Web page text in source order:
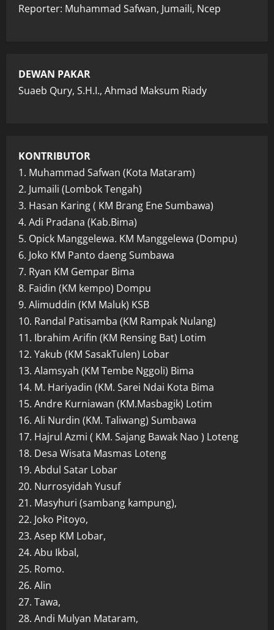
Reporter: Muhammad Safwan, Jumaili, Ncep
DEWAN PAKAR
Suaeb Qury, S.H.I., Ahmad Maksum Riady
KONTRIBUTOR
1. Muhammad Safwan (Kota Mataram)
2. Jumaili (Lombok Tengah)
3. Hasan Karing ( KM Brang Ene Sumbawa)
4. Adi Pradana (Kab.Bima)
5. Opick Manggelewa. KM Manggelewa (Dompu)
6. Joko KM Panto daeng Sumbawa
7. Ryan KM Gempar Bima
8. Faidin (KM kempo) Dompu
9. Alimuddin (KM Maluk) KSB
10. Randal Patisamba (KM Rampak Nulang)
11. Ibrahim Arifin (KM Rensing Bat) Lotim
12. Yakub (KM SasakTulen) Lobar
13. Alamsyah (KM Tembe Nggoli) Bima
14. M. Hariyadin (KM. Sarei Ndai Kota Bima
15. Andre Kurniawan (KM.Masbagik) Lotim
16. Ali Nurdin (KM. Taliwang) Sumbawa
17. Hajrul Azmi ( KM. Sajang Bawak Nao ) Loteng
18. Desa Wisata Masmas Loteng
19. Abdul Satar Lobar
20. Nurrosyidah Yusuf
21. Masyhuri (sambang kampung),
22. Joko Pitoyo,
23. Asep KM Lobar,
24. Abu Ikbal,
25. Romo.
26. Alin
27. Tawa,
28. Andi Mulyan Mataram,